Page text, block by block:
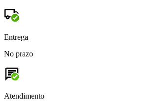
Entrega
No prazo
Atendimento